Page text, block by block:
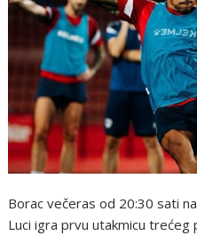
Borac večeras od 20:30 sati
Luci igra prvu utakmicu